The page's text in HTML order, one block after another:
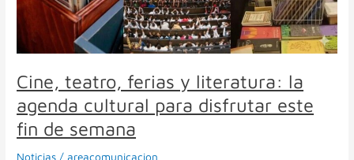
Cine, teatro, ferias y literatura: la
agenda cultural para disfrutar este
fin de semana
Noticias / areacomunicacion
para
disfrutar
este
fin
semana